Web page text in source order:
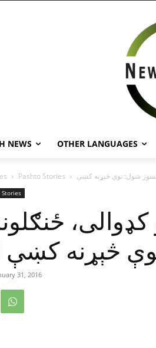
NEWS OTHER LANGUAGES
Pashto Stories
Stories
څېړنه کښې
31, 2016